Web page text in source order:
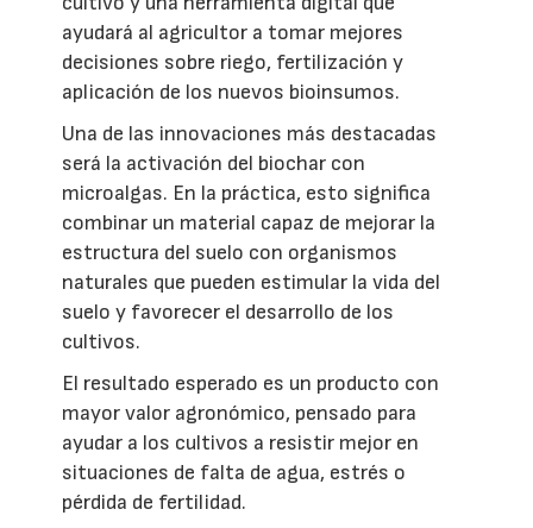
ayudará al agricultor a tomar mejores
decisiones sobre riego, fertilización y
aplicación de los nuevos bioinsumos.
Una de las innovaciones más destacadas
será la activación del biochar con
microalgas. En la práctica, esto significa
combinar un material capaz de mejorar la
estructura del suelo con organismos
naturales que pueden estimular la vida del
suelo y favorecer el desarrollo de los
cultivos.
El resultado esperado es un producto con
mayor valor agronómico, pensado para
ayudar a los cultivos a resistir mejor en
situaciones de falta de agua, estrés o
pérdida de fertilidad.